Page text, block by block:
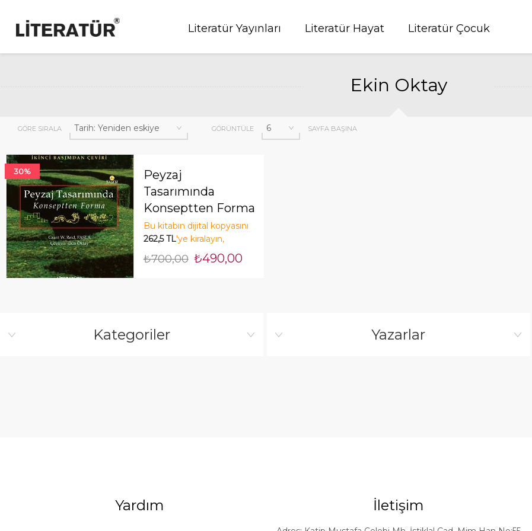
Literatür Yayınları Literatür Hayat Literatür Çocuk
Ekin Oktay
GÖRE SIRALA GÖRÜNTÜLE SAYFA BAŞINA
30%
Peyzaj
Tasarımında
Konseptten Forma
2. Basımdan Çeviri
Bu kitabın dijital kopyasını
262,5 TL'ye kiralayın,
tasarruf edin! Şimdi Kirala!
₺700,00 ₺490,00
Kategoriler Yazarlar
Yardım İletişim